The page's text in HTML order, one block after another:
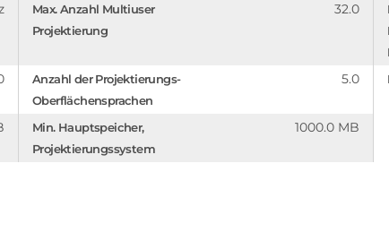
Max. Anzahl Multiuser
Projektierung
32.0
Anzahl der Projektierungs-
Oberflächensprachen
5.0
Min. Hauptspeicher,
Projektierungssystem
1000.0 MB